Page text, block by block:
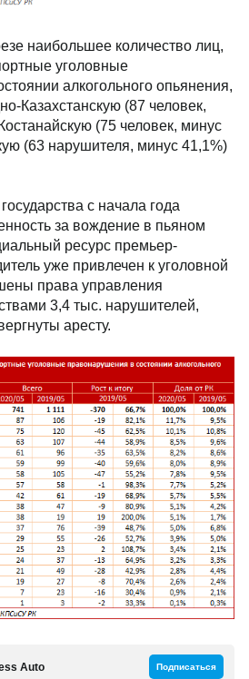
наибольшее количество лиц,
уголовные
алкогольного опьянения,
Казахстанскую (87 человек,
(75 человек, минус
(63 нарушителя, минус 41,1%)
с начала года
за вождение в пьяном
ресурс премьер-
уже привлечен к уголовной
права управления
3,4 тыс. нарушителей,
аресту.
Auto Подписаться